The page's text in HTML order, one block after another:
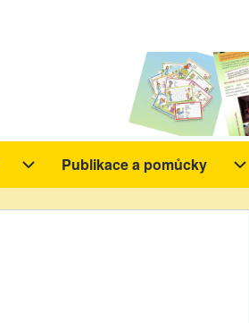
Burza nápadů sub-navigation
Publikace a pomůcky